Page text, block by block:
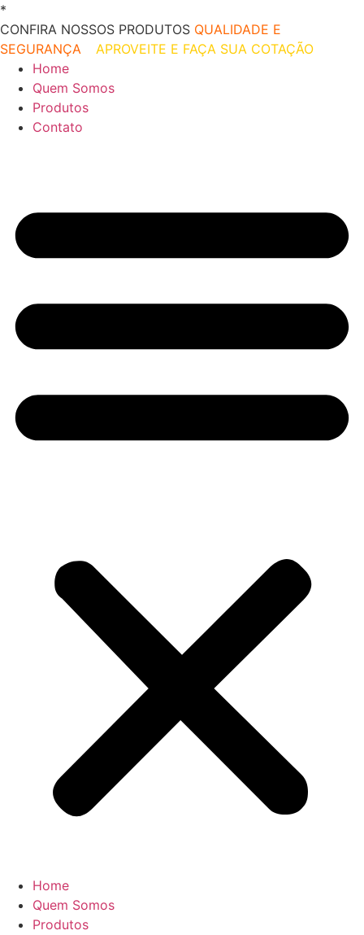
Ir
para
o
conteúdo
*
CONFIRA NOSSOS PRODUTOS QUALIDADE E
SEGURANÇA
APROVEITE E FAÇA SUA COTAÇÃO
Home
Quem Somos
Produtos
Contato
Home
Quem Somos
Produtos